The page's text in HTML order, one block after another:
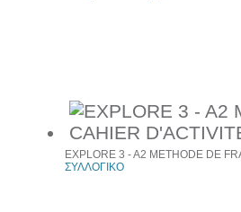
EXPLORE 3 - A2 METHODE DE
ΣΥΛΛΟΓΙΚΟ